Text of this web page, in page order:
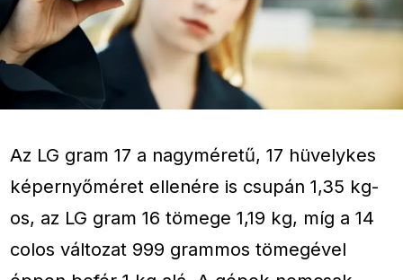
Az LG gram 17 a nagyméretű, 17 hüvelykes
képernyőméret ellenére is csupán 1,35 kg-
os, az LG gram 16 tömege 1,19 kg, míg a 14
colos változat 999 grammos tömegével